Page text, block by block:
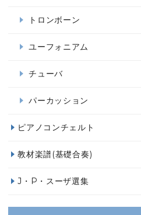
トロンボーン
ユーフォニアム
チューバ
パーカッション
ピアノコンチェルト
教材楽譜(基礎合奏)
J・P・スーザ選集